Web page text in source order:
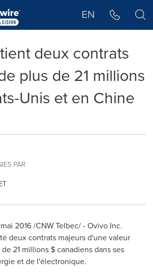
EN
deux contrats
plus de 21 millions
Unis et en Chine
PAR
2016 /CNW Telbec/ - Ovivo Inc.
deux contrats majeurs d'une valeur
21 millions $ canadiens dans ses
et de l'électronique.